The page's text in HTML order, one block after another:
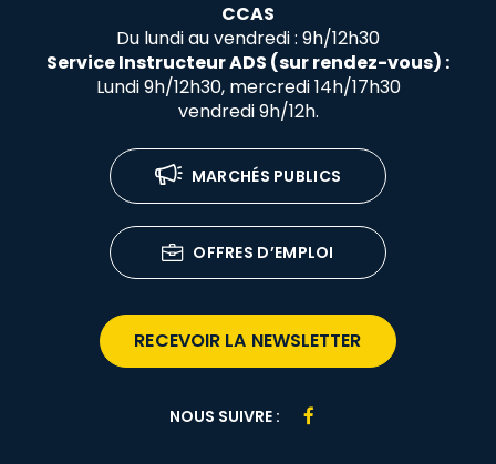
CCAS
Du lundi au vendredi : 9h/12h30
Service Instructeur ADS (sur rendez-vous) :
Lundi 9h/12h30, mercredi 14h/17h30
vendredi 9h/12h.
MARCHÉS PUBLICS
OFFRES D’EMPLOI
RECEVOIR LA NEWSLETTER
NOUS SUIVRE :